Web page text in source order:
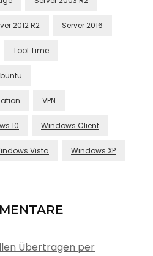
2012 R2 Server 2016
Tool Time
VPN
10 Windows Client
Vista Windows XP
Übertragen per